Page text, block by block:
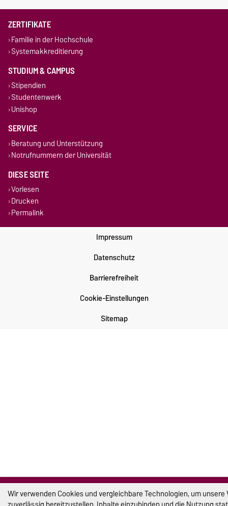
ZERTIFIKATE
Familie in der Hochschule
Systemakkreditierung
STUDIUM & CAMPUS
Stipendien
Studentenwerk
Unishop
SERVICE
Beratung und Unterstützung
Notrufnummern der Universität
DIESE SEITE
Vorlesen
Drucken
Permalink
Impressum
Datenschutz
Barrierefreiheit
Cookie-Einstellungen
Sitemap
Wir verwenden Cookies und vergleichbare Technologien, um unsere